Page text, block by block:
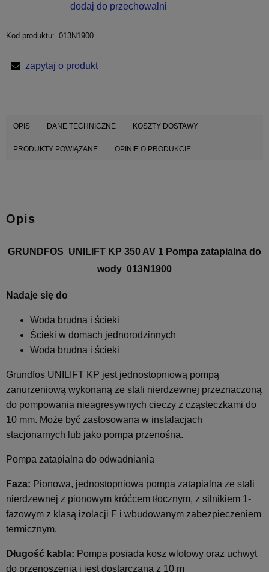
dodaj do przechowalni
Kod produktu: 013N1900
zapytaj o produkt
OPIS DANE TECHNICZNE KOSZTY DOSTAWY
PRODUKTY POWIĄZANE OPINIE O PRODUKCIE
Opis
GRUNDFOS UNILIFT KP 350 AV 1 Pompa zatapialna do
wody 013N1900
Nadaje się do
Woda brudna i ścieki
Ścieki w domach jednorodzinnych
Woda brudna i ścieki
Grundfos UNILIFT KP jest jednostopniową pompą
zanurzeniową wykonaną ze stali nierdzewnej przeznaczoną
do pompowania nieagresywnych cieczy z cząsteczkami do
10 mm. Może być zastosowana w instalacjach
stacjonarnych lub jako pompa przenośna.
Pompa zatapialna do odwadniania
Faza: Pionowa, jednostopniowa pompa zatapialna ze stali
nierdzewnej z pionowym króćcem tłocznym, z silnikiem 1-
fazowym z klasą izolacji F i wbudowanym zabezpieczeniem
termicznym.
Długość kabla: Pompa posiada kosz wlotowy oraz uchwyt
do przenoszenia i jest dostarczana z 10 m